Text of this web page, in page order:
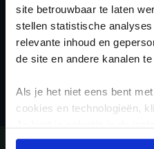
site betrouwbaar te laten
stellen statistische
relevante inhoud en
de site en andere kanalen te
Als je het niet eens bent
cookies en technologieën,
onder aan de pagina op elk
Vragen?